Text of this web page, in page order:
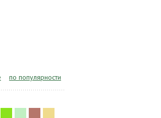
по популярности